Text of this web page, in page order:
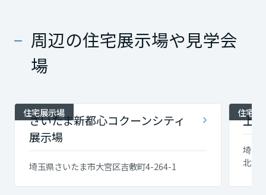
周辺の住宅展示場や見学会
場
住宅展示場
さいたま新都心コクーンシティ
展示場
埼玉県さいたま市大宮区吉敷町4-264-1
住宅展
上
埼玉
北会